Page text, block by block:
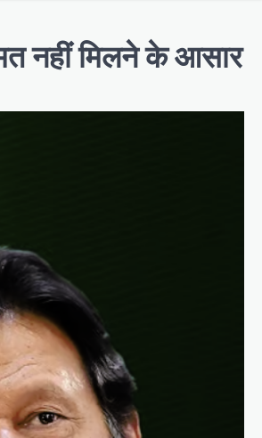
नहीं मिलने के आसार